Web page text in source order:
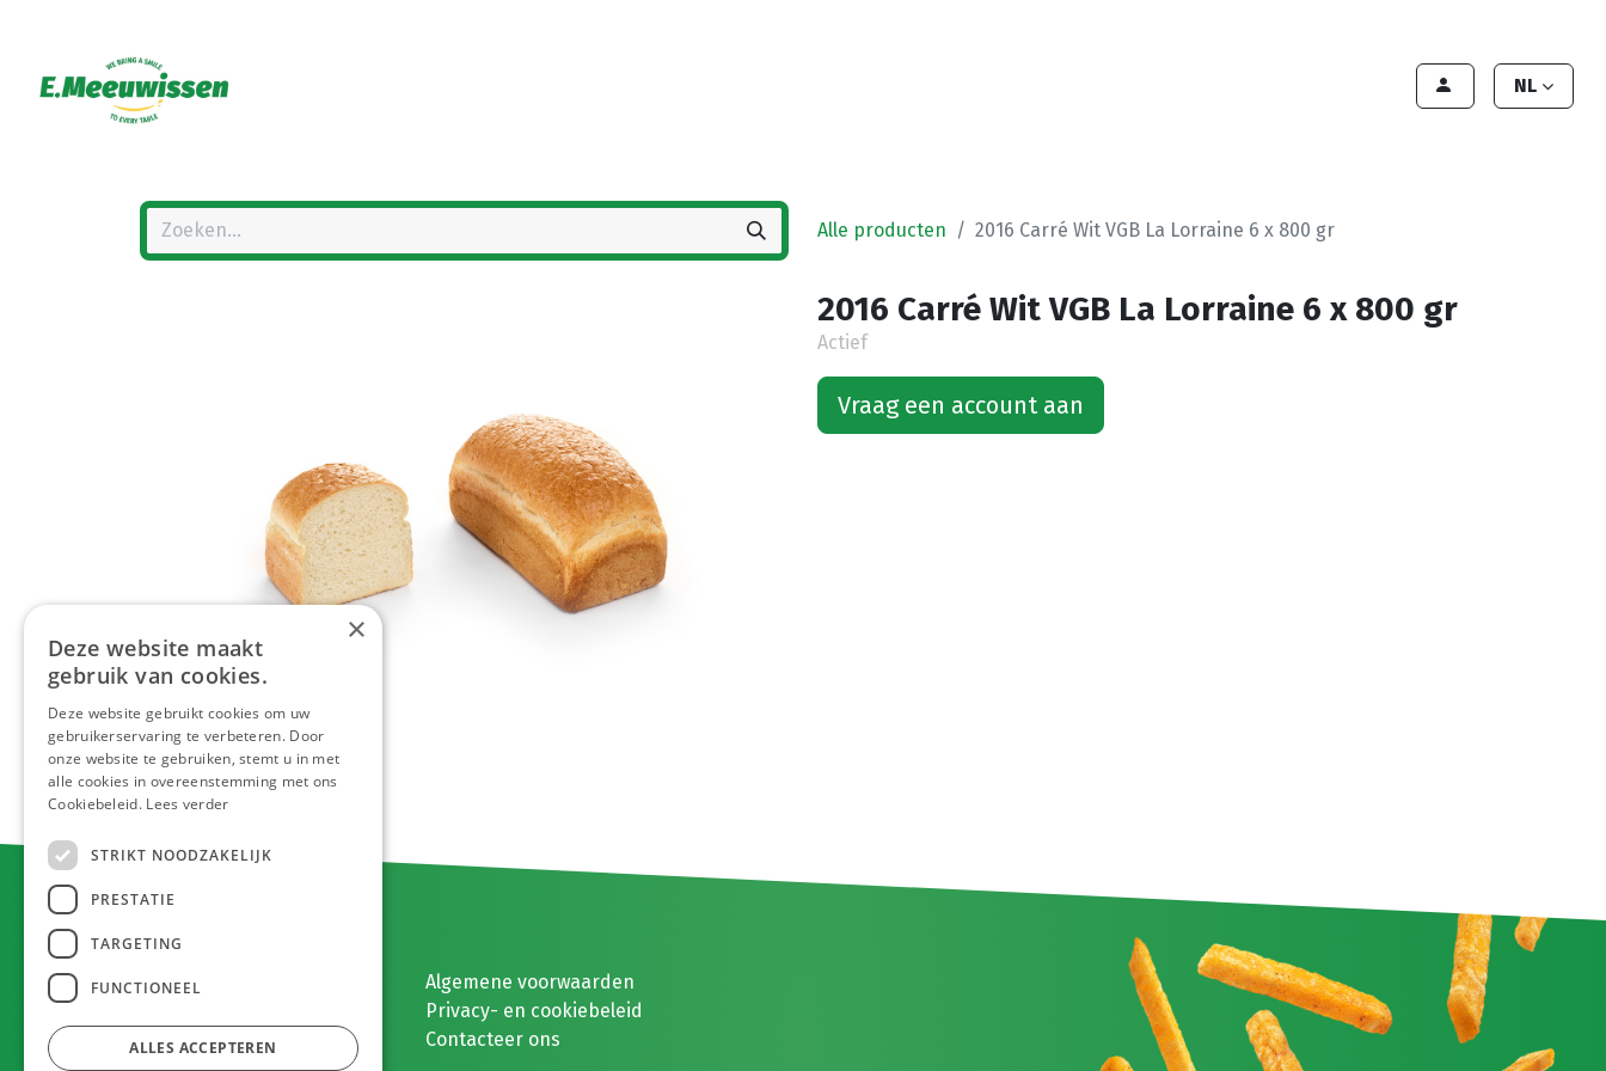
NL
Alle producten 2016 Carré Wit VGB La Lorraine 6 x 800 gr
2016 Carré Wit VGB La Lorraine 6 x 800 gr
Actief
Vraag een account aan
E. MEEUWISSEN BV
Gaston Eyskenslaan 2
3900 Pelt, België
Algemene voorwaarden
Privacy- en cookiebeleid
Contacteer ons
×
Deze website maakt
gebruik van cookies.
Deze website gebruikt cookies om uw
gebruikerservaring te verbeteren. Door
onze website te gebruiken, stemt u in met
alle cookies in overeenstemming met ons
Cookiebeleid. Lees verder
STRIKT NOODZAKELIJK
PRESTATIE
TARGETING
FUNCTIONEEL
ALLES ACCEPTEREN